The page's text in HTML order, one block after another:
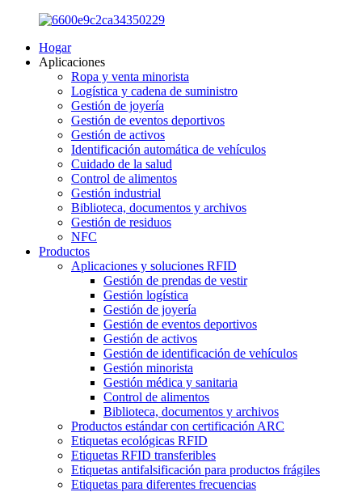
Hogar
Aplicaciones
Ropa y venta minorista
Logística y cadena de suministro
Gestión de joyería
Gestión de eventos deportivos
Gestión de activos
Identificación automática de vehículos
Cuidado de la salud
Control de alimentos
Gestión industrial
Biblioteca, documentos y archivos
Gestión de residuos
NFC
Productos
Aplicaciones y soluciones RFID
Gestión de prendas de vestir
Gestión logística
Gestión de joyería
Gestión de eventos deportivos
Gestión de activos
Gestión de identificación de vehículos
Gestión minorista
Gestión médica y sanitaria
Control de alimentos
Biblioteca, documentos y archivos
Productos estándar con certificación ARC
Etiquetas ecológicas RFID
Etiquetas RFID transferibles
Etiquetas antifalsificación para productos frágiles
Etiquetas para diferentes frecuencias